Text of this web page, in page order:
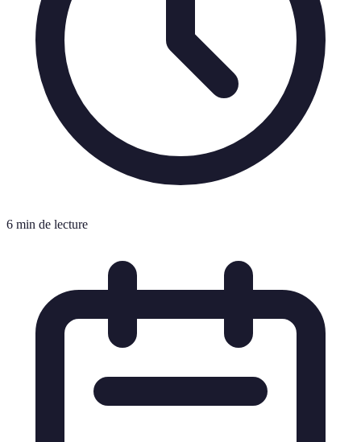
6 min de lecture